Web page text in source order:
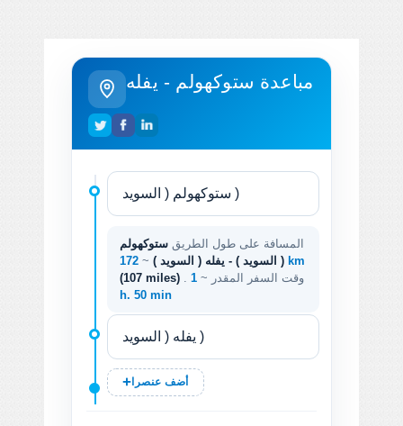
مباعدة ستوكهولم - يفله
المسافة على طول الطريق ستوكهولم
( السويد ) - يفله ( السويد ) ~
172 km
(107 miles)
. وقت السفر المقدر ~ 1
h. 50 min
أضف عنصرا